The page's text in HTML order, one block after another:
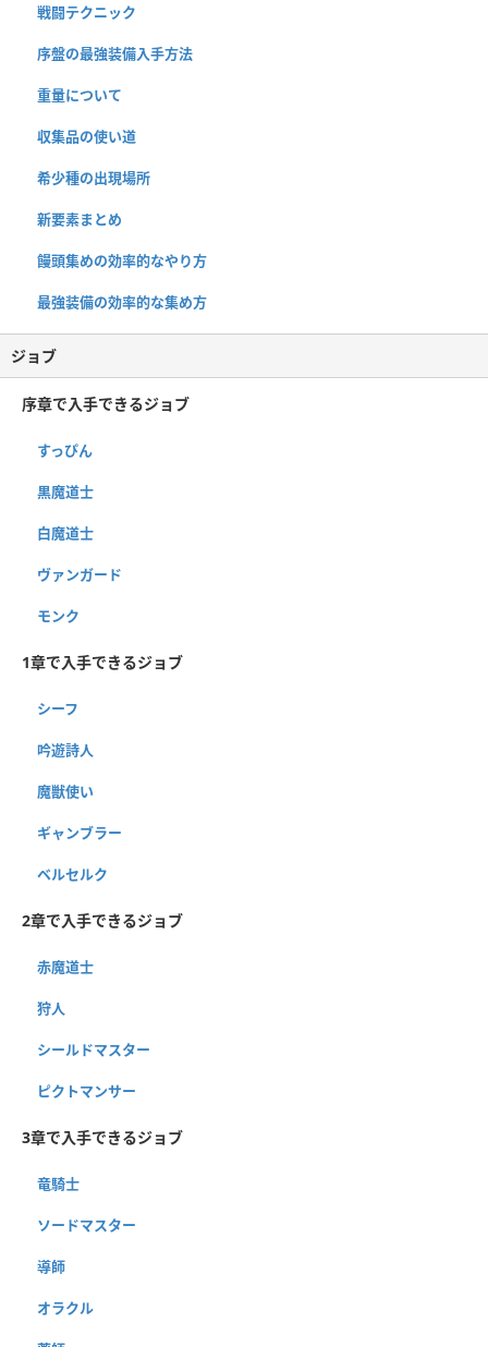
戦闘テクニック
序盤の最強装備入手方法
重量について
収集品の使い道
希少種の出現場所
新要素まとめ
饅頭集めの効率的なやり方
最強装備の効率的な集め方
ジョブ
序章で入手できるジョブ
すっぴん
黒魔道士
白魔道士
ヴァンガード
モンク
1章で入手できるジョブ
シーフ
吟遊詩人
魔獣使い
ギャンブラー
ベルセルク
2章で入手できるジョブ
赤魔道士
狩人
シールドマスター
ピクトマンサー
3章で入手できるジョブ
竜騎士
ソードマスター
導師
オラクル